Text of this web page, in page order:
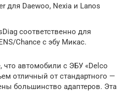
для Daewoo, Nexia и Lanos
соответственно для
Chance с эбу Микас.
автомобили с ЭБУ «Delco
отличный от стандартного —
большинство адаптеров. Эта